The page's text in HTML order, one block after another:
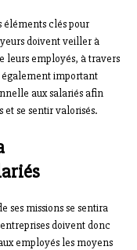
éléments clés pour
doivent veiller à
leurs employés, à travers
également important
aux salariés afin
et se sentir valorisés.
ses missions se sentira
doivent donc
employés les moyens